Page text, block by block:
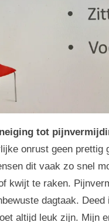
tot
onrust geen prettig
dit vaak zo snel
kwijt te raken.
dagtaak.
altijd leuk zijn. Mijn